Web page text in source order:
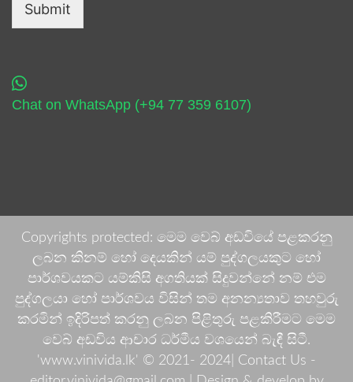
Submit
Chat on WhatsApp (+94 77 359 6107)
Copyrights protected: මෙම වෙබ් අඩවියේ පළකරනු
ලබන කිනම් හෝ දෙයකින් යම් පුද්ගලයකුට හෝ
පාර්ශවයකට යම්කිසි අගතියක් සිදුවන්නේ නම් එම
පුද්ගලයා හෝ පාර්ශවය විසින් තම අනන්‍යතාව තහවුරු
කරමින් ඉදිරිපත් කරනු ලබන පිළිතුරු පළකිරීමට මෙම
වෙබ් අඩවිය ආචාර ධර්මීය වශයෙන් බැඳී සිටී.
'www.vinivida.lk' © 2021- 2024| Contact Us -